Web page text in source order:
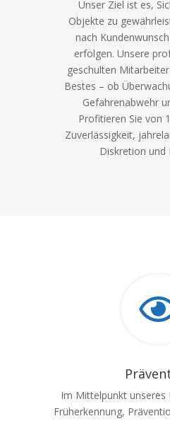
Unser Ziel ist es,
Objekte zu
nach
erfolgen. Unsere
geschulten
Bestes – ob
Gefahrenabwehr
Profitieren Sie von
Zuverlässigkeit,
Diskretion und
Im Mittelpunkt unseres
Früherkennung,